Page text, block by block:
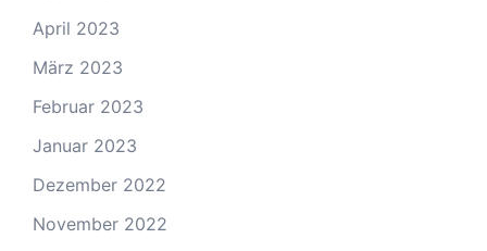
April 2023
März 2023
Februar 2023
Januar 2023
Dezember 2022
November 2022